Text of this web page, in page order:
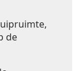
de